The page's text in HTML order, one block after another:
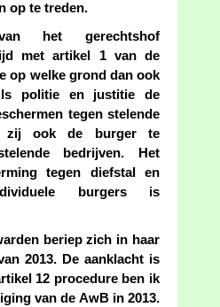
op te treden.
het gerechtshof
met artikel 1 van de
op welke grond dan ook
politie en justitie de
tegen stelende
zij ook de burger te
bedrijven. Het
tegen diefstal en
burgers is
beriep zich in haar
2013. De aanklacht is
12 procedure ben ik
van de AwB in 2013.